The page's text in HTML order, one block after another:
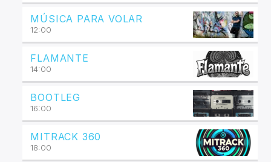
MÚSICA PARA VOLAR
12:00
FLAMANTE
14:00
BOOTLEG
16:00
MITRACK 360
18:00